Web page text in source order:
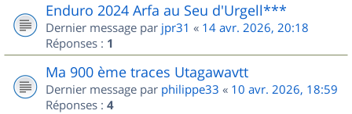
Enduro 2024 Arfa au Seu d'Urgell***
Dernier message par jpr31 « 14 avr. 2026, 20:18
Réponses : 1
Ma 900 ème traces Utagawavtt
Dernier message par philippe33 « 10 avr. 2026, 18:59
Réponses : 4